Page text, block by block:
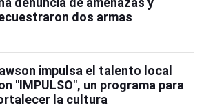
dos armas
impulsa el talento local
"IMPULSO", un programa para
la cultura